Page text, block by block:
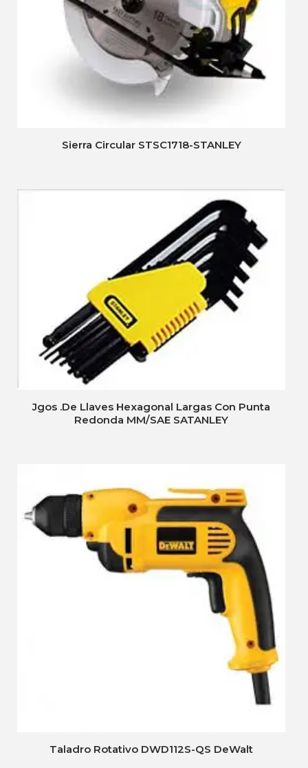
Sierra Circular STSC1718-STANLEY
Jgos .De Llaves Hexagonal Largas Con Punta
Redonda MM/SAE SATANLEY
Taladro Rotativo DWD112S-QS DeWalt